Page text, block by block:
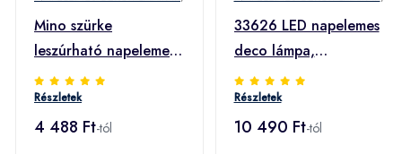
Mino szürke
leszúrható napelemes
LED lámpa
Részletek
4 488 Ft-tól
33626 LED napelemes
deco lámpa,
leszúrható ezüst
Részletek
10 490 Ft-tól